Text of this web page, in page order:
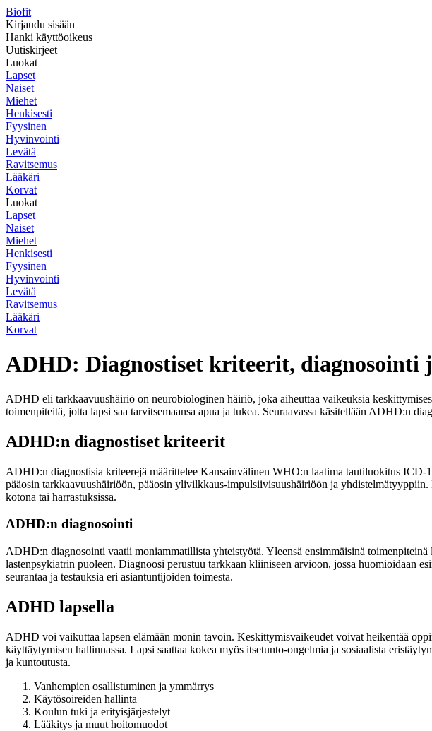
Biofit
Kirjaudu sisään
Hanki käyttöoikeus
Uutiskirjeet
Luokat
Lapset
Naiset
Miehet
Henkisesti
Fyysinen
Hyvinvointi
Levätä
Ravitsemus
Lääkäri
Korvat
Luokat
Lapset
Naiset
Miehet
Henkisesti
Fyysinen
Hyvinvointi
Levätä
Ravitsemus
Lääkäri
Korvat
ADHD: Diagnostiset kriteerit, diagnosointi
ADHD eli tarkkaavuushäiriö on neurobiologinen häiriö, joka aiheuttaa vaikeuksia
toimenpiteitä, jotta lapsi saa tarvitsemaansa apua ja tukea. Seuraavassa käsitellään ADHD:n
ADHD:n diagnostiset kriteerit
ADHD:n diagnostisia kriteerejä määrittelee Kansainvälinen WHO:n laatima tautiluokitus
pääosin tarkkaavuushäiriöön, pääosin ylivilkkaus-impulsiivisuushäiriöön ja
kotona tai harrastuksissa.
ADHD:n diagnosointi
ADHD:n diagnosointi vaatii moniammatillista yhteistyötä. Yleensä ensimmäisinä
lastenpsykiatrin puoleen. Diagnoosi perustuu tarkkaan kliiniseen arvioon, jossa huomioidaan
seurantaa ja testauksia eri asiantuntijoiden toimesta.
ADHD lapsella
ADHD voi vaikuttaa lapsen elämään monin tavoin. Keskittymisvaikeudet voivat heikentää
käyttäytymisen hallinnassa. Lapsi saattaa kokea myös itsetunto-ongelmia ja sosiaalista
ja kuntoutusta.
Vanhempien osallistuminen ja ymmärrys
Käytösoireiden hallinta
Koulun tuki ja erityisjärjestelyt
Lääkitys ja muut hoitomuodot